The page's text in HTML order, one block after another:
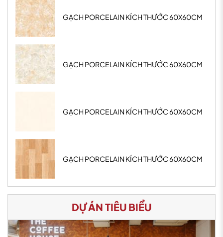
GẠCH PORCELAIN KÍCH THƯỚC 60X60CM
GẠCH PORCELAIN KÍCH THƯỚC 60X60CM
GẠCH PORCELAIN KÍCH THƯỚC 60X60CM
GẠCH PORCELAIN KÍCH THƯỚC 60X60CM
DỰ ÁN TIÊU BIỂU